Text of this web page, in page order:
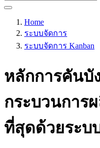
Home
ระบบจัดการ
ระบบจัดการ Kanban
หลักการคันบั
กระบวนการ
ที่สุดด้วยระบ